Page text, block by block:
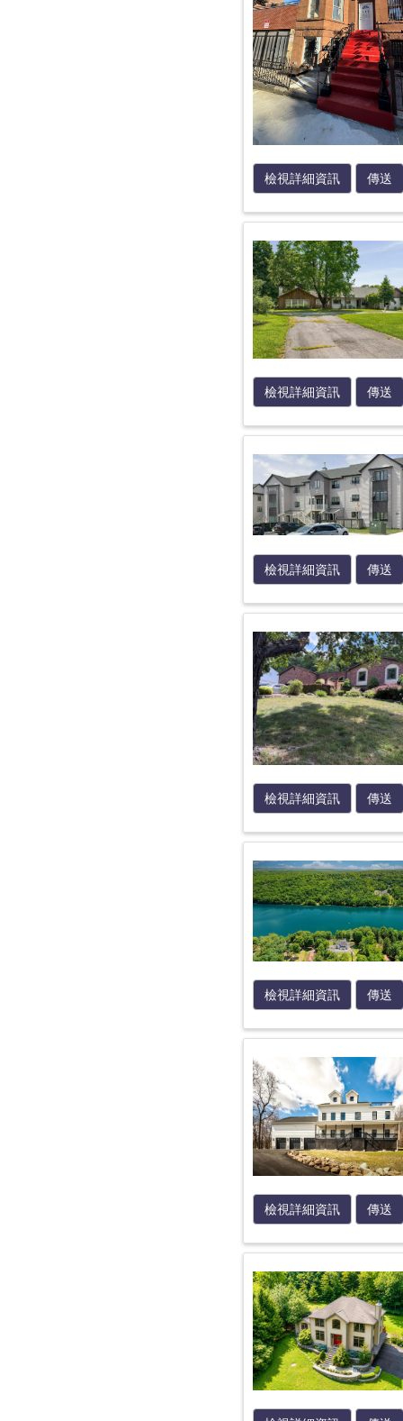
檢視詳細資訊 傳送
檢視詳細資訊 傳送
檢視詳細資訊 傳送
檢視詳細資訊 傳送
檢視詳細資訊 傳送
檢視詳細資訊 傳送